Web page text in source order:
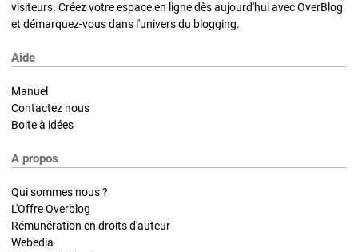
visiteurs. Créez votre espace en ligne dès aujourd'hui avec OverBlog
et démarquez-vous dans l'univers du blogging.
Aide
Manuel
Contactez nous
Boite à idées
A propos
Qui sommes nous ?
L'Offre Overblog
Rémunération en droits d'auteur
Webedia